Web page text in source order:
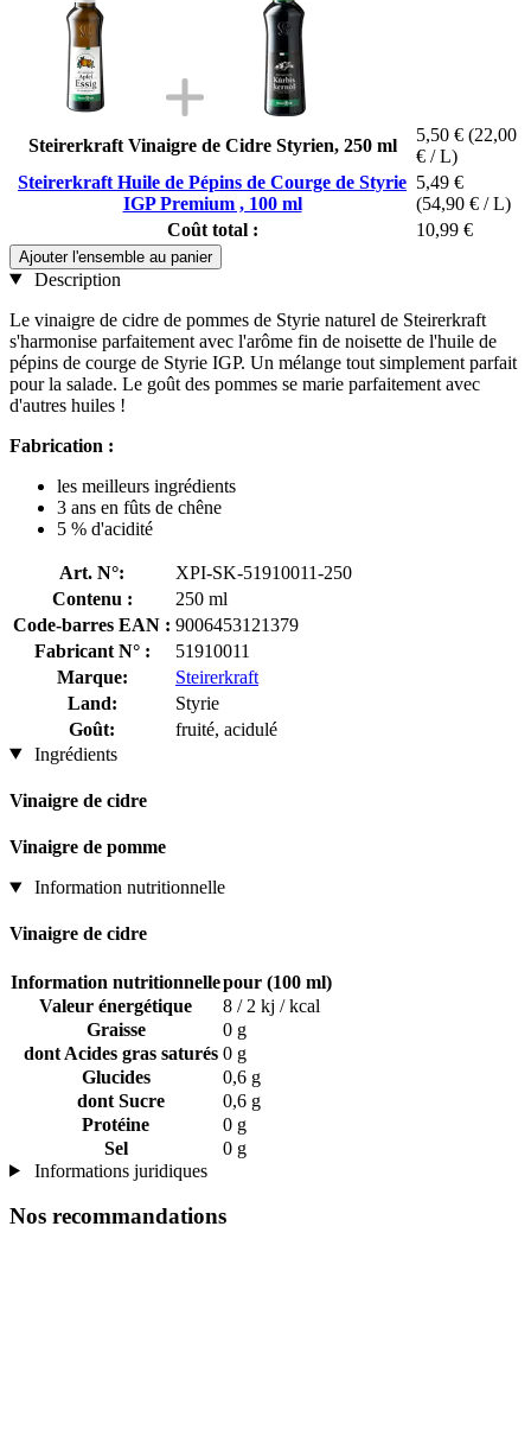
Steirerkraft Vinaigre de Cidre Styrien, 250 ml
5,50 € (22,00
€ / L)
Steirerkraft Huile de Pépins de Courge de Styrie
IGP Premium , 100 ml
5,49 €
(54,90 € / L)
Coût total :
10,99 €
Ajouter l'ensemble au panier
Description
Le vinaigre de cidre de pommes de Styrie naturel de Steirerkraft
s'harmonise parfaitement avec l'arôme fin de noisette de l'huile de
pépins de courge de Styrie IGP. Un mélange tout simplement parfait
pour la salade. Le goût des pommes se marie parfaitement avec
d'autres huiles !
Fabrication :
les meilleurs ingrédients
3 ans en fûts de chêne
5 % d'acidité
Art. N°:
XPI-SK-51910011-250
Contenu :
250 ml
Code-barres EAN : 9006453121379
Fabricant N° :
51910011
Marque:
Steirerkraft
Land:
Styrie
Goût:
fruité, acidulé
Ingrédients
Vinaigre de cidre
Vinaigre de pomme
Information nutritionnelle
Vinaigre de cidre
Information nutritionnellepour (100 ml)
Valeur énergétique
8 / 2 kj / kcal
Graisse
0 g
dont Acides gras saturés 0 g
Glucides
0,6 g
dont Sucre
0,6 g
Protéine
0 g
Sel
0 g
Informations juridiques
Nos recommandations